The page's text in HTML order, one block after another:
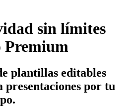
sin límites
Premium
plantillas editables
presentaciones por tu